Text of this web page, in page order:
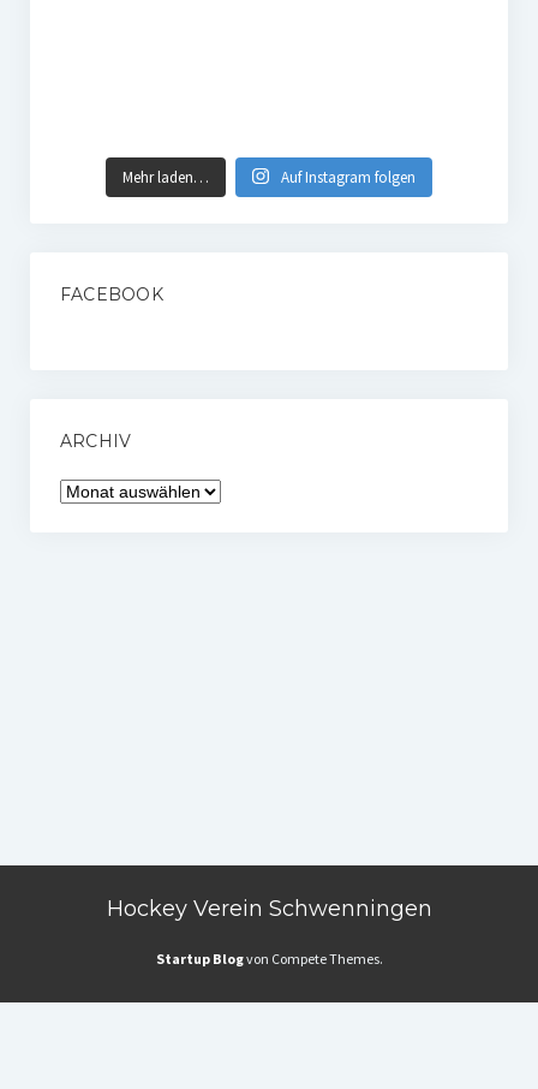
Mehr laden… Auf Instagram folgen
FACEBOOK
ARCHIV
Archiv
Hockey Verein Schwenningen
Startup Blogvon Compete Themes.